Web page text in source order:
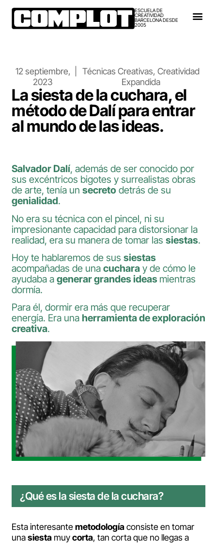
ESCUELA DE
CREATIVIDAD
BARCELONA DESDE
2005
12 septiembre,
2023
Técnicas Creativas, Creatividad
Expandida
La siesta de la cuchara, el
método de Dalí para entrar
al mundo de las ideas.
Salvador Dalí, además de ser conocido por
sus excéntricos bigotes y surrealistas obras
de arte, tenía un secreto detrás de su
genialidad.
No era su técnica con el pincel, ni su
impresionante capacidad para distorsionar la
realidad, era su manera de tomar las siestas.
Hoy te hablaremos de sus siestas
acompañadas de una cuchara y de cómo le
ayudaba a generar grandes ideas mientras
dormía.
Para él, dormir era más que recuperar
energía. Era una herramienta de exploración
creativa.
¿Qué es la siesta de la cuchara?
Esta interesantemetodologíaconsiste en tomar
unasiesta muycorta, tan corta que no llegas a